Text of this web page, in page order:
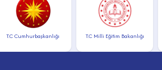
T.C Cumhurbaşkanlığı T.C Milli Eğitim Bakanlığı